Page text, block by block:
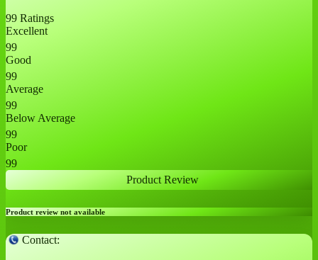
99 Ratings
Excellent
99
Good
99
Average
99
Below Average
99
Poor
99
Product Review
Product review not available
Contact: